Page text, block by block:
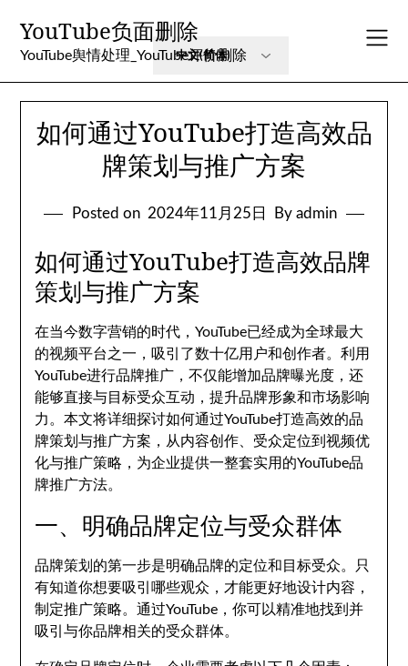
content
YouTube负面删除
YouTube舆情处理_YouTube评价删除
如何通过YouTube打造高效品
牌策划与推广方案
Posted on 2024年11月25日 By admin
如何通过YouTube打造高效品牌
策划与推广方案
在当今数字营销的时代，YouTube已经成为全球最大
的视频平台之一，吸引了数十亿用户和创作者。利用
YouTube进行品牌推广，不仅能增加品牌曝光度，还
能够直接与目标受众互动，提升品牌形象和市场影响
力。本文将详细探讨如何通过YouTube打造高效的品
牌策划与推广方案，从内容创作、受众定位到视频优
化与推广策略，为企业提供一整套实用的YouTube品
牌推广方法。
一、明确品牌定位与受众群体
品牌策划的第一步是明确品牌的定位和目标受众。只
有知道你想要吸引哪些观众，才能更好地设计内容，
制定推广策略。通过YouTube，你可以精准地找到并
吸引与你品牌相关的受众群体。